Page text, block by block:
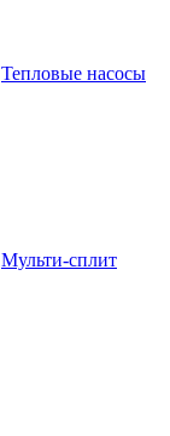
Тепловые насосы
Мульти-сплит